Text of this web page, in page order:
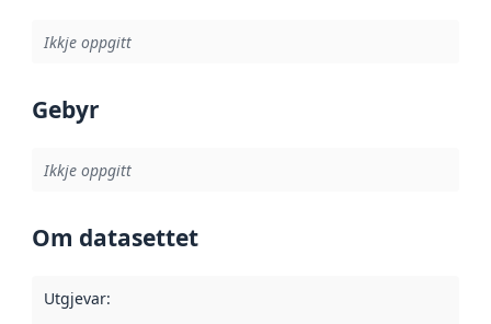
Ikkje oppgitt
Gebyr
Ikkje oppgitt
Om datasettet
Utgjevar: